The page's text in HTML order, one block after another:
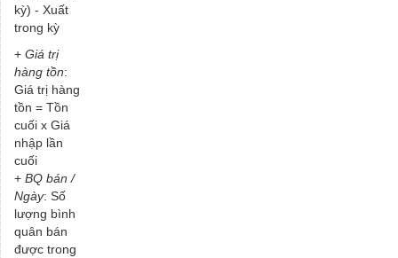
kỳ) - Xuất
trong kỳ
+ Giá trị
hàng tồn:
Giá trị hàng
tồn = Tồn
cuối x Giá
nhập lần
cuối
+ BQ bán /
Ngày: Số
lượng bình
quân bán
được trong